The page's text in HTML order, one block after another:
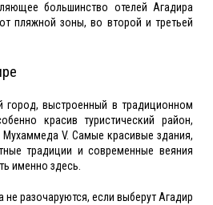
большинство отелей Агадира
пляжной зоны, во второй и третьей
город, выстроенный в традиционном
красив туристический район,
V. Самые красивые здания,
традиции и современные веяния
именно здесь.
не разочаруются, если выберут Агадир